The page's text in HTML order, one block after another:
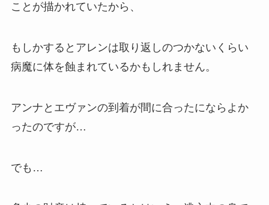
ことが描かれていたから、
もしかするとアレンは取り返しのつかないくらい
病魔に体を蝕まれているかもしれません。
アンナとエヴァンの到着が間に合ったにならよか
ったのですが…
でも…